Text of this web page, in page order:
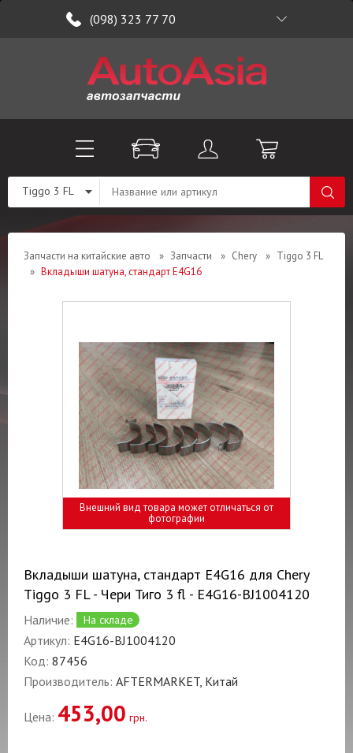
(098) 323 77 70
Tiggo 3 FL
Запчасти на китайские авто » Запчасти » Chery » Tiggo 3 FL
» Вкладыши шатуна, стандарт E4G16
Внешний вид товара может отличаться от
фотографии
Вкладыши шатуна, стандарт E4G16 для Chery
Tiggo 3 FL - Чери Тиго 3 fl - E4G16-BJ1004120
Наличие: На складе
Артикул: E4G16-BJ1004120
Код: 87456
Производитель: AFTERMARKET, Китай
Цена: 453,00 грн.